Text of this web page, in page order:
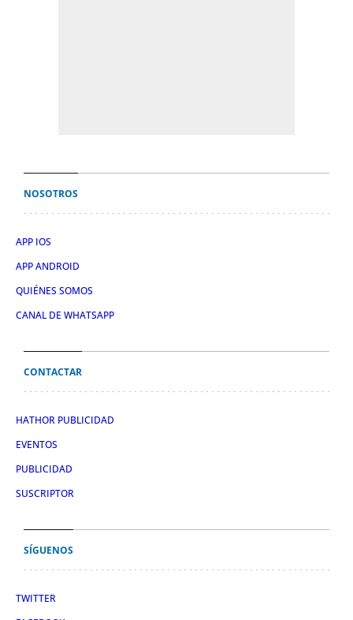
NOSOTROS
APP IOS
APP ANDROID
QUIÉNES SOMOS
CANAL DE WHATSAPP
CONTACTAR
HATHOR PUBLICIDAD
EVENTOS
PUBLICIDAD
SUSCRIPTOR
SÍGUENOS
TWITTER